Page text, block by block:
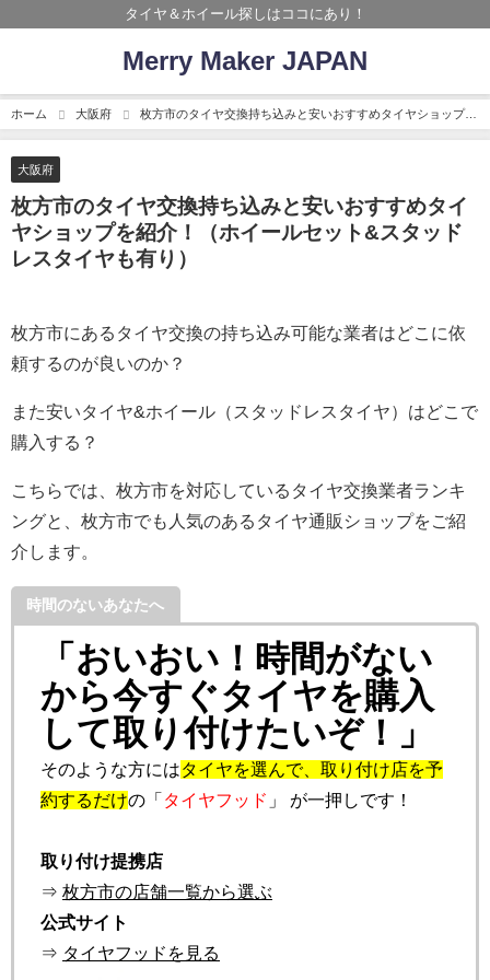
タイヤ＆ホイール探しはココにあり！
Merry Maker JAPAN
ホーム 大阪府
枚方市のタイヤ交換持ち込みと安いおすすめタイヤショップを
紹介！（ホイールセット&スタッドレスタイヤも有り）
大阪府
枚方市のタイヤ交換持ち込みと安いおすすめタイ
ヤショップを紹介！（ホイールセット&スタッド
レスタイヤも有り）
枚方市にあるタイヤ交換の持ち込み可能な業者はどこに依
頼するのが良いのか？
また安いタイヤ&ホイール（スタッドレスタイヤ）はどこで
購入する？
こちらでは、枚方市を対応しているタイヤ交換業者ランキ
ングと、枚方市でも人気のあるタイヤ通販ショップをご紹
介します。
時間のないあなたへ
「おいおい！時間がない
から今すぐタイヤを購入
して取り付けたいぞ！」
そのような方にはタイヤを選んで、取り付け店を予
約するだけの「 タイヤフッド 」 が一押しです！
取り付け提携店
⇒ 枚方市の店舗一覧から選ぶ
公式サイト
⇒ タイヤフッドを見る